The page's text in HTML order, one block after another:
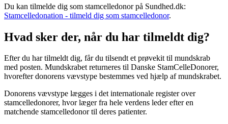
Du kan tilmelde dig som stamcelledonor på Sundhed.dk:
Stamcelledonation - tilmeld dig som stamcelledonor.
Hvad sker der, når du har tilmeldt dig?
Efter du har tilmeldt dig, får du tilsendt et prøvekit til mundskrab
med posten. Mundskrabet returneres til Danske StamCelleDonorer,
hvorefter donorens vævstype bestemmes ved hjælp af mundskrabet.
Donorens vævstype lægges i det internationale register over
stamcelledonorer, hvor læger fra hele verdens leder efter en
matchende stamcelledonor til deres patienter.